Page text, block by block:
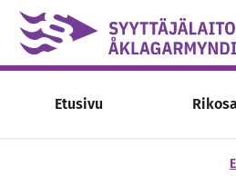
Skip to content -
Etusivu